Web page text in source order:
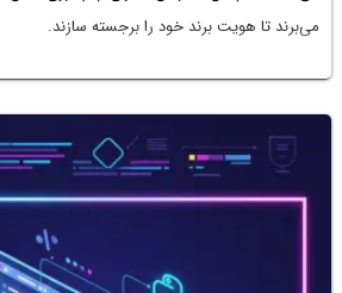
می‌برند تا هویت برند خود را برجسته سازند.